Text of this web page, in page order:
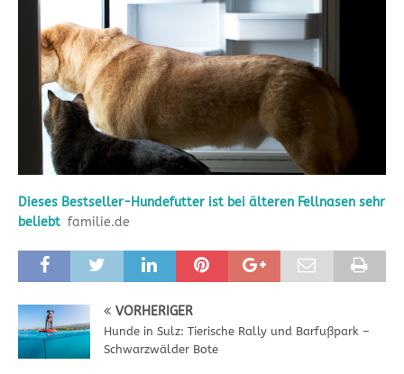
Dieses Bestseller-Hundefutter ist bei älteren Fellnasen sehr
beliebt familie.de
VORHERIGER
Hunde in Sulz: Tierische Rally und Barfußpark –
Schwarzwälder Bote